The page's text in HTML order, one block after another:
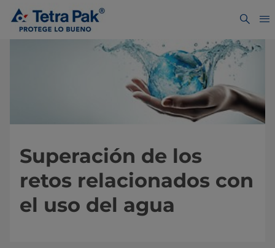
Superación de los
retos relacionados con
el uso del agua